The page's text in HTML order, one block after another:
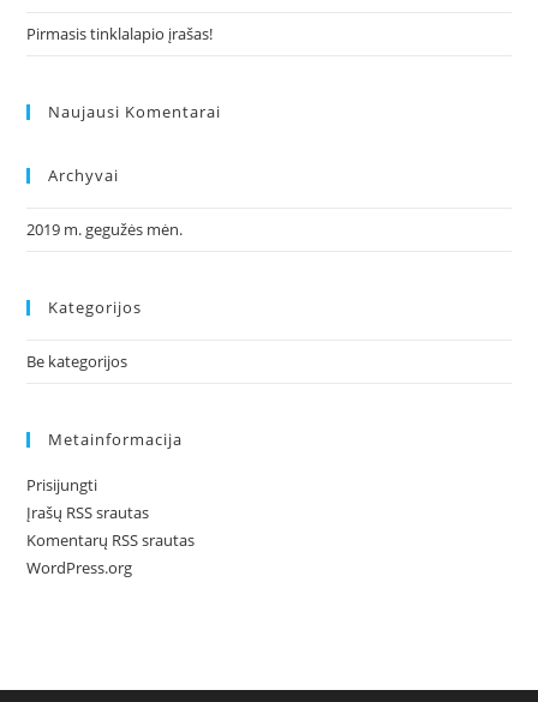
Pirmasis tinklalapio įrašas!
Naujausi Komentarai
Archyvai
2019 m. gegužės mėn.
Kategorijos
Be kategorijos
Metainformacija
Prisijungti
Įrašų RSS srautas
Komentarų RSS srautas
WordPress.org